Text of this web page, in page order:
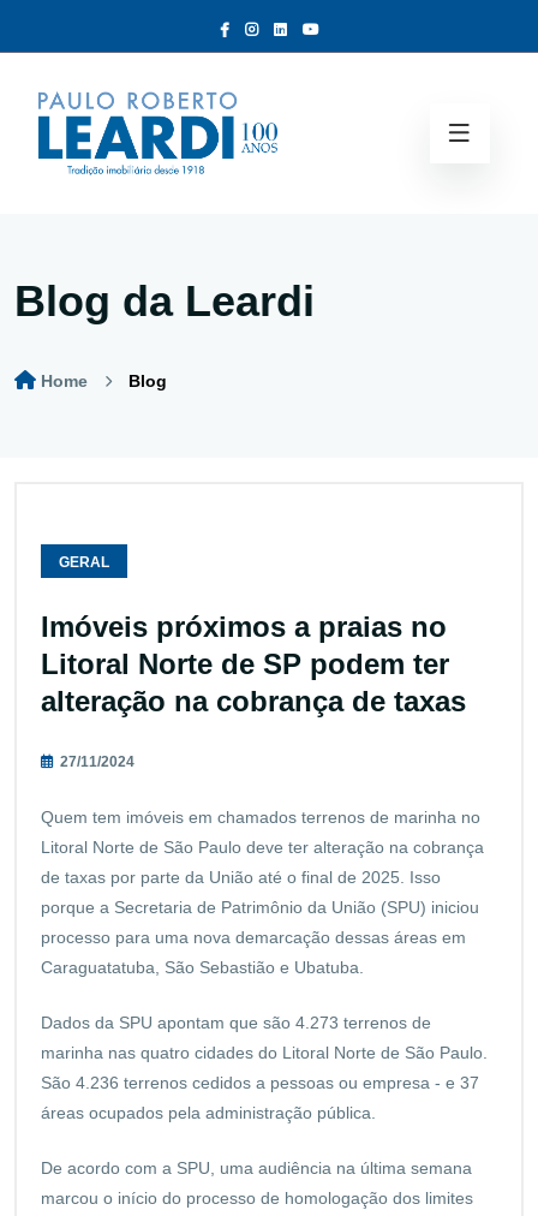
Blog da Leardi
Home Blog
GERAL
Imóveis próximos a praias no
Litoral Norte de SP podem ter
alteração na cobrança de taxas
27/11/2024
Quem tem imóveis em chamados terrenos de marinha no
Litoral Norte de São Paulo deve ter alteração na cobrança
de taxas por parte da União até o final de 2025. Isso
porque a Secretaria de Patrimônio da União (SPU) iniciou
processo para uma nova demarcação dessas áreas em
Caraguatatuba, São Sebastião e Ubatuba.
Dados da SPU apontam que são 4.273 terrenos de
marinha nas quatro cidades do Litoral Norte de São Paulo.
São 4.236 terrenos cedidos a pessoas ou empresa - e 37
áreas ocupados pela administração pública.
De acordo com a SPU, uma audiência na última semana
marcou o início do processo de homologação dos limites